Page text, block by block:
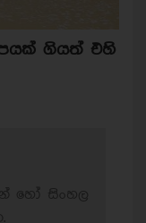
ගියත් එහි